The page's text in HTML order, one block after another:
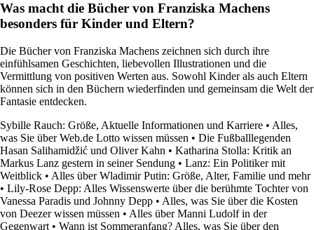
Was macht die Bücher von Franziska Machens
besonders für Kinder und Eltern?
Die Bücher von Franziska Machens zeichnen sich durch ihre
einfühlsamen Geschichten, liebevollen Illustrationen und die
Vermittlung von positiven Werten aus. Sowohl Kinder als auch Eltern
können sich in den Büchern wiederfinden und gemeinsam die Welt der
Fantasie entdecken.
Sybille Rauch: Größe, Aktuelle Informationen und Karriere • Alles,
was Sie über Web.de Lotto wissen müssen • Die Fußballlegenden
Hasan Salihamidžić und Oliver Kahn • Katharina Stolla: Kritik an
Markus Lanz gestern in seiner Sendung • Lanz: Ein Politiker mit
Weitblick • Alles über Wladimir Putin: Größe, Alter, Familie und mehr
• Lily-Rose Depp: Alles Wissenswerte über die berühmte Tochter von
Vanessa Paradis und Johnny Depp • Alles, was Sie über die Kosten
von Deezer wissen müssen • Alles über Manni Ludolf in der
Gegenwart • Wann ist Sommeranfang? Alles, was Sie über den